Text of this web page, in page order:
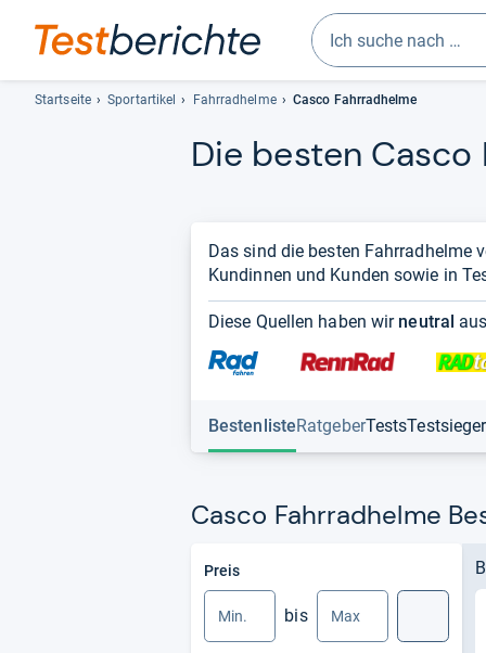
Geben
Sie
drei
Zeichen
erscheinen
automatisch
lassen
mit
auswählen.
Startseite Sportartikel Fahrradhelme Casco Fahrradhelme
Die bes­ten Casco
Das sind die besten Fahrradhelme
Kundinnen und Kunden sowie in
Diese Quellen haben wir neutral
BestenlisteRatgeberTestsTestsieger
Casco Fahrradhelme
Preis
bis